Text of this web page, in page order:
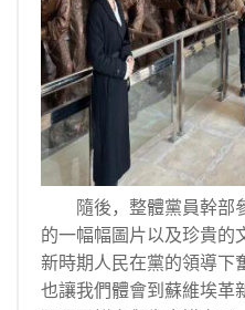
隨後，整體黨員幹部
的一幅幅圖片以及珍貴的
新時期人民在黨的領導下
也讓我們體會到蘇維埃革